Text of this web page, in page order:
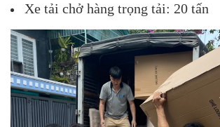
Xe tải chở hàng trọng tải: 20 tấn